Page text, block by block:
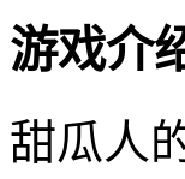
游戏介
甜瓜人